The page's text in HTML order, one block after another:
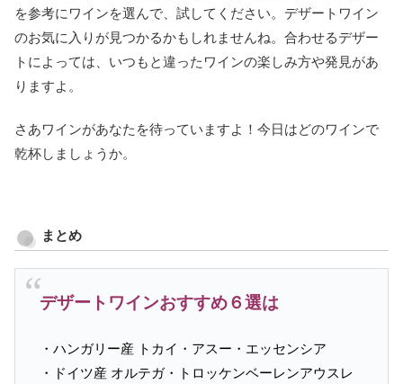
を参考にワインを選んで、試してください。デザートワイン
のお気に入りが見つかるかもしれませんね。合わせるデザー
トによっては、いつもと違ったワインの楽しみ方や発見があ
りますよ。
さあワインがあなたを待っていますよ！今日はどのワインで
乾杯しましょうか。
まとめ
デザートワインおすすめ６選は
・ハンガリー産 トカイ・アスー・エッセンシア
・ドイツ産 オルテガ・トロッケンベーレンアウスレ